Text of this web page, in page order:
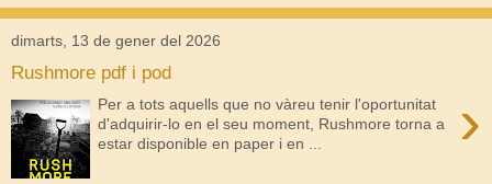
dimarts, 13 de gener del 2026
Rushmore pdf i pod
›
Per a tots aquells que no vàreu tenir l'oportunitat
d'adquirir-lo en el seu moment, Rushmore torna a
estar disponible en paper i en ...